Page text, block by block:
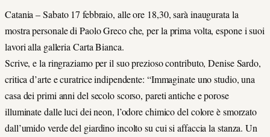
Catania – Sabato 17 febbraio, alle ore 18,30, sarà inaugurata la
mostra personale di Paolo Greco che, per la prima volta, espone i suoi
lavori alla galleria Carta Bianca.
Scrive, e la ringraziamo per il suo prezioso contributo, Denise Sardo,
critica d’arte e curatrice indipendente: “Immaginate uno studio, una
casa dei primi anni del secolo scorso, pareti antiche e porose
illuminate dalle luci dei neon, l’odore chimico del colore è smorzato
dall’umido verde del giardino incolto su cui si affaccia la stanza. Un